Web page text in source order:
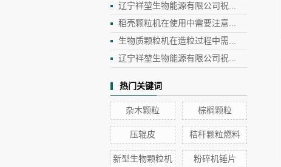
辽宁祥堃生物能源有限公司祝...
稻壳颗粒机在使用中需要注意...
生物质颗粒机在造粒过程中需...
辽宁祥堃生物能源有限公司祝...
热门关键词
杂木颗粒 棕榈颗粒
压辊皮 秸秆颗粒燃料
新型生物颗粒机 粉碎机锤片